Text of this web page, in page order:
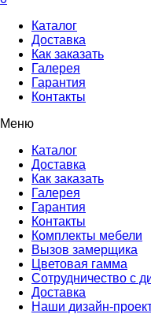
Каталог
Доставка
Как заказать
Галерея
Гарантия
Контакты
Меню
Каталог
Доставка
Как заказать
Галерея
Гарантия
Контакты
Комплекты мебели
Вызов замерщика
Цветовая гамма
Сотрудничество с
Доставка
Наши дизайн-